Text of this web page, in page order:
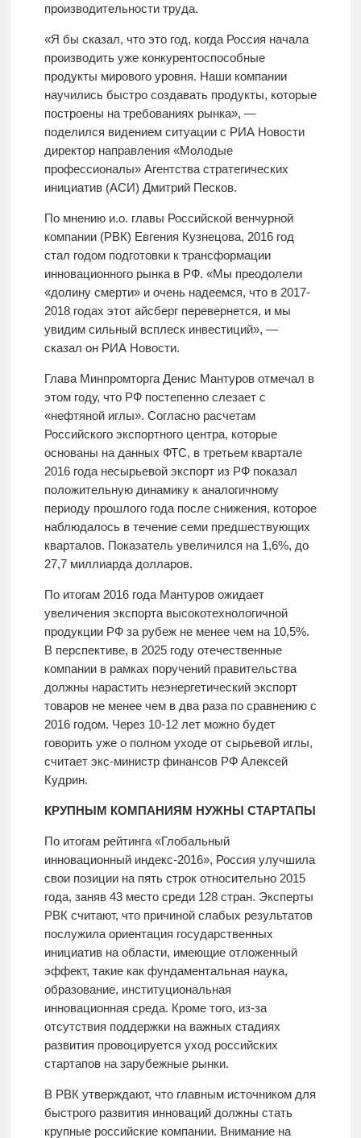
производительности труда.
«Я бы сказал, что это год, когда Россия начала
производить уже конкурентоспособные
продукты мирового уровня. Наши компании
научились быстро создавать продукты, которые
построены на требованиях рынка», —
поделился видением ситуации с РИА Новости
директор направления «Молодые
профессионалы» Агентства стратегических
инициатив (АСИ) Дмитрий Песков.
По мнению и.о. главы Российской венчурной
компании (РВК) Евгения Кузнецова, 2016 год
стал годом подготовки к трансформации
инновационного рынка в РФ. «Мы преодолели
«долину смерти» и очень надеемся, что в 2017-
2018 годах этот айсберг перевернется, и мы
увидим сильный всплеск инвестиций», —
сказал он РИА Новости.
Глава Минпромторга Денис Мантуров отмечал в
этом году, что РФ постепенно слезает с
«нефтяной иглы». Согласно расчетам
Российского экспортного центра, которые
основаны на данных ФТС, в третьем квартале
2016 года несырьевой экспорт из РФ показал
положительную динамику к аналогичному
периоду прошлого года после снижения, которое
наблюдалось в течение семи предшествующих
кварталов. Показатель увеличился на 1,6%, до
27,7 миллиарда долларов.
По итогам 2016 года Мантуров ожидает
увеличения экспорта высокотехнологичной
продукции РФ за рубеж не менее чем на 10,5%.
В перспективе, в 2025 году отечественные
компании в рамках поручений правительства
должны нарастить неэнергетический экспорт
товаров не менее чем в два раза по сравнению с
2016 годом. Через 10-12 лет можно будет
говорить уже о полном уходе от сырьевой иглы,
считает экс-министр финансов РФ Алексей
Кудрин.
КРУПНЫМ КОМПАНИЯМ НУЖНЫ СТАРТАПЫ
По итогам рейтинга «Глобальный
инновационный индекс-2016», Россия улучшила
свои позиции на пять строк относительно 2015
года, заняв 43 место среди 128 стран. Эксперты
РВК считают, что причиной слабых результатов
послужила ориентация государственных
инициатив на области, имеющие отложенный
эффект, такие как фундаментальная наука,
образование, институциональная
инновационная среда. Кроме того, из-за
отсутствия поддержки на важных стадиях
развития провоцируется уход российских
стартапов на зарубежные рынки.
В РВК утверждают, что главным источником для
быстрого развития инноваций должны стать
крупные российские компании. Внимание на